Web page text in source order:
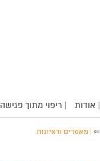
| אודות | ריפוי מתוך פגישה
⇐ | מאמרים וראיונות